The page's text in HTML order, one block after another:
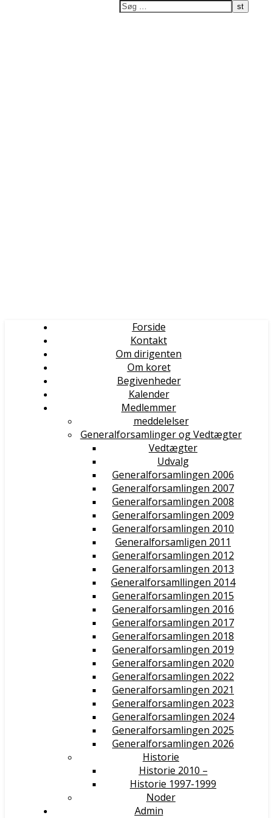
Forside
Kontakt
Om dirigenten
Om koret
Begivenheder
Kalender
Medlemmer
meddelelser
Generalforsamlinger og Vedtægter
Vedtægter
Udvalg
Generalforsamlingen 2006
Generalforsamlingen 2007
Generalforsamlingen 2008
Generalforsamlingen 2009
Generalforsamlingen 2010
Generalforsamligen 2011
Generalforsamlingen 2012
Generalforsamlingen 2013
Generalforsamllingen 2014
Generalforsamlingen 2015
Generalforsamlingen 2016
Generalforsamlingen 2017
Generalforsamlingen 2018
Generalforsamlingen 2019
Generalforsamlingen 2020
Generalforsamlingen 2022
Generalforsamlingen 2021
Generalforsamlingen 2023
Generalforsamlingen 2024
Generalforsamlingen 2025
Generalforsamlingen 2026
Historie
Historie 2010 –
Historie 1997-1999
Noder
Admin